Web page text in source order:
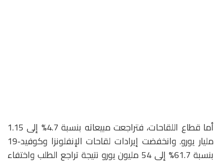
أما قطاع اللقاحات، فتراجعت مبيعاته بنسبة 4.7% إلى 1.15
مليار يورو. وانخفضت إيرادات لقاحات الإنفلونزا وكوفيد-19
بنسبة 61.7% إلى 54 مليون يورو نتيجة تراجع الطلب واختفاء